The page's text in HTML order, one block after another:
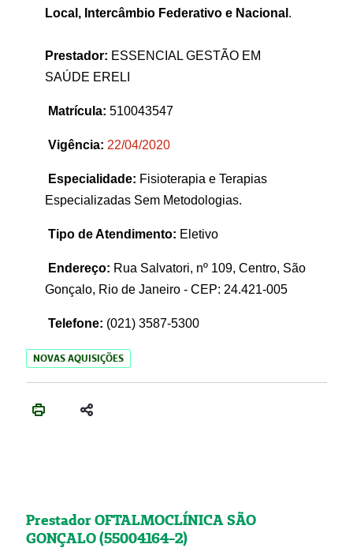
Local, Intercâmbio Federativo e Nacional .
Prestador: ESSENCIAL GESTÃO EM
SAÚDE ERELI
Matrícula: 510043547
Vigência: 22/04/2020
Especialidade: Fisioterapia e Terapias
Especializadas Sem Metodologias.
Tipo de Atendimento: Eletivo
Endereço: Rua Salvatori, nº 109, Centro, São
Gonçalo, Rio de Janeiro - CEP: 24.421-005
Telefone: (021) 3587-5300
NOVAS AQUISIÇÕES
Prestador OFTALMOCLÍNICA SÃO
GONÇALO (55004164-2)